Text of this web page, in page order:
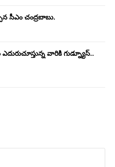
సీఎం చంద్రబాబు.
వారికి గుడ్న్యూస్..